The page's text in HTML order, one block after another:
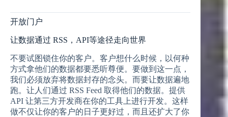
开放门户
让数据通过 RSS，API等途径走向世界
不要试图锁住你的客户。客户想什么时候，以何种
方式拿他们的数据都要悉听尊便。要做到这一点，
我们必须放弃将数据封存的念头。而要让数据遍地
跑。让人们通过 RSS Feed 取得他们的数据。提供
API 让第三方开发商在你的工具上进行开发。这样
做不仅让你的客户的日子更好过，而且还扩大了你